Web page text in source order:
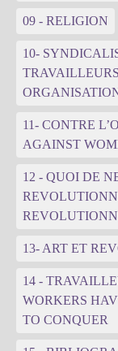
09 - RELIGION
10-
11- CONTRE
AGAINST
12 - QUOI DE
13- ART ET
14 -
WORKERS
TO CONQUER